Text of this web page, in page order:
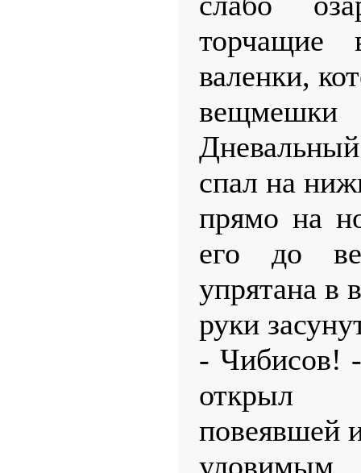
торчащие
валенки,
спал на
прямо на
его до
упрятана в
руки
- Чибисов!
открыл
повеявшей